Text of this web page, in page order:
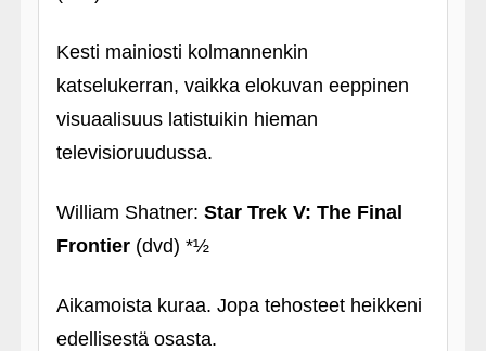
Kesti mainiosti kolmannenkin
katselukerran, vaikka elokuvan eeppinen
visuaalisuus latistuikin hieman
televisioruudussa.
William Shatner: Star Trek V: The Final
Frontier(dvd) *½
Aikamoista kuraa. Jopa tehosteet heikkeni
edellisestä osasta.